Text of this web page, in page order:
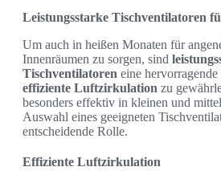
Leistungsstarke Tischventilatoren
Um auch in heißen Monaten für
Innenräumen zu sorgen, sind
Tischventilatoren eine
effiziente Luftzirkulation zu
besonders effektiv in kleinen und
Auswahl eines geeigneten
entscheidende Rolle.
Effiziente Luftzirkulation